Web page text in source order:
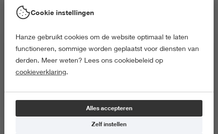
Gekozen filters:
Aarde en Milieu
Onderwijs en Opvoeding
Recht en Bestuur
Exact en Informatica
Alles wissen
Nieuws
22 juli
Cookie instellingen
Hanze gebruikt cookies om de website optimaal te laten
functioneren, sommige worden geplaatst voor diensten van
derden. Meer weten? Lees ons cookiebeleid op
cookieverklaring.
Alles accepteren
Zelf instellen